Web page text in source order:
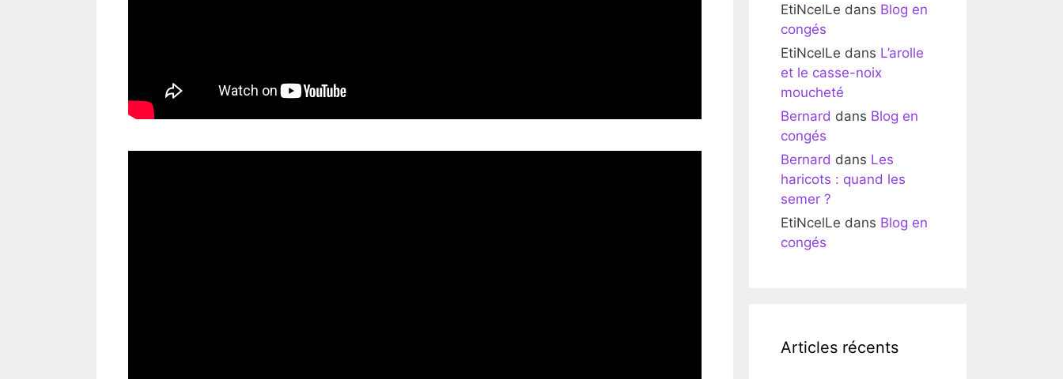
EtiNcelLe dans Blog en
congés
EtiNcelLe dans L’arolle
et le casse-noix
moucheté
Bernard dans Blog en
congés
Bernard dans Les
haricots : quand les
semer ?
EtiNcelLe dans Blog en
congés
Articles récents